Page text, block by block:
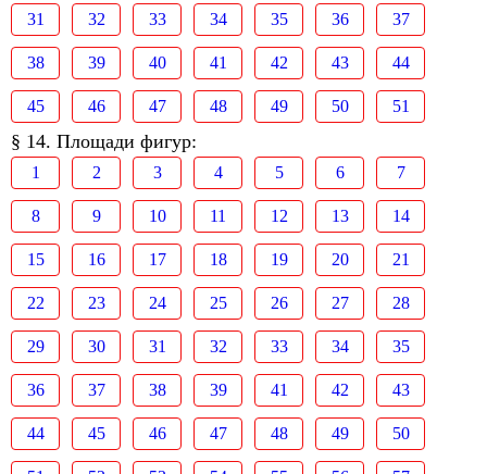
31 32 33 34 35 36 37
38 39 40 41 42 43 44
45 46 47 48 49 50 51
§ 14. Площади фигур:
1 2 3 4 5 6 7
8 9 10 11 12 13 14
15 16 17 18 19 20 21
22 23 24 25 26 27 28
29 30 31 32 33 34 35
36 37 38 39 41 42 43
44 45 46 47 48 49 50